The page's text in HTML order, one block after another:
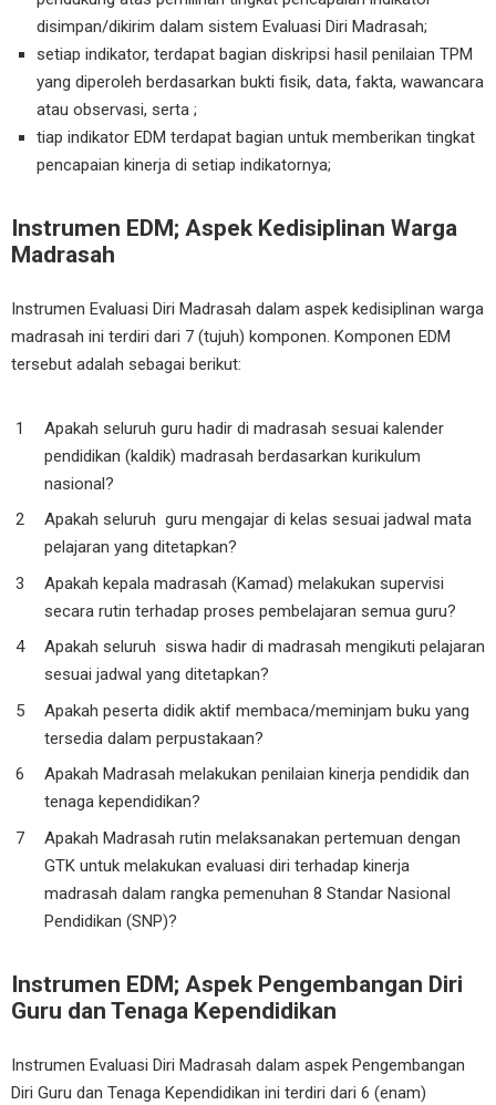
disimpan/dikirim dalam sistem Evaluasi Diri Madrasah;
setiap indikator, terdapat bagian diskripsi hasil penilaian TPM
yang diperoleh berdasarkan bukti fisik, data, fakta, wawancara
atau observasi, serta ;
tiap indikator EDM terdapat bagian untuk memberikan tingkat
pencapaian kinerja di setiap indikatornya;
Instrumen EDM; Aspek Kedisiplinan Warga
Madrasah
Instrumen Evaluasi Diri Madrasah dalam aspek kedisiplinan warga
madrasah ini terdiri dari 7 (tujuh) komponen. Komponen EDM
tersebut adalah sebagai berikut:
Apakah seluruh guru hadir di madrasah sesuai kalender
pendidikan (kaldik) madrasah berdasarkan kurikulum
nasional?
Apakah seluruh guru mengajar di kelas sesuai jadwal mata
pelajaran yang ditetapkan?
Apakah kepala madrasah (Kamad) melakukan supervisi
secara rutin terhadap proses pembelajaran semua guru?
Apakah seluruh siswa hadir di madrasah mengikuti pelajaran
sesuai jadwal yang ditetapkan?
Apakah peserta didik aktif membaca/meminjam buku yang
tersedia dalam perpustakaan?
Apakah Madrasah melakukan penilaian kinerja pendidik dan
tenaga kependidikan?
Apakah Madrasah rutin melaksanakan pertemuan dengan
GTK untuk melakukan evaluasi diri terhadap kinerja
madrasah dalam rangka pemenuhan 8 Standar Nasional
Pendidikan (SNP)?
Instrumen EDM; Aspek Pengembangan Diri
Guru dan Tenaga Kependidikan
Instrumen Evaluasi Diri Madrasah dalam aspek Pengembangan
Diri Guru dan Tenaga Kependidikan ini terdiri dari 6 (enam)